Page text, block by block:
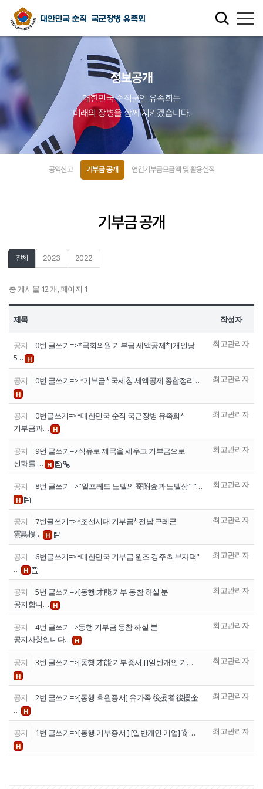
유족회 소개
유족회 홍보관
천국의 별님
순직군인 유가족 찾기
주요활동사업
정보공개
대한민국 순직군인 유족회는
미래의 장병을 함께 지키겠습니다.
공익신고 기부금 공개 연간기부금모금액 및 활용실적
기부금 공개
전체 2023 2022
총 게시물 12 개, 페이지 1
제목 작성자
공지
0번 글쓰기=>*국회의원 기부금 세액공제* [개인당
5… H
최고관리자
공지 0번 글쓰기=> *기부금* 국세청 세액공제 종합정리 …
H
최고관리자
공지
0번글쓰기=>*대한민국 순직 국군장병 유족회*
기부금과… H
최고관리자
공지
9번 글쓰기=>석유로 제국을 세우고 기부금으로
신화를 … H
최고관리자
공지 8번 글쓰기=>"알프레드 노벨의 寄附金과 노벨상" "…
H
최고관리자
공지
7번글쓰기=>*조선시대 기부금* 전남 구레군
雲鳥樓… H
최고관리자
공지
6번글쓰기=>*대한민국 기부금 원조 경주 최부자댁"
… H
최고관리자
공지
5번 글쓰기=>[동행 才能 기부 동참 하실 분
공지합니… H
최고관리자
공지
4번 글쓰기=>동행 기부금 동참 하실 분
공지사항입니다… H
최고관리자
공지 3번 글쓰기=>[동행 才能 기부증서 ] [일반개인 기…
H
최고관리자
공지
2번 글쓰기=>[동행 후원증서] 유가족 後援者 後援金
… H
최고관리자
공지 1번 글쓰기=>[동행 기부증서 ] [일반개인.기업] 寄…
H
최고관리자